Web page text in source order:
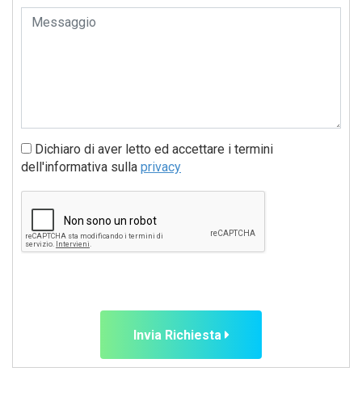
Dichiaro di aver letto ed accettare i termini
dell'informativa sulla privacy
Invia Richiesta